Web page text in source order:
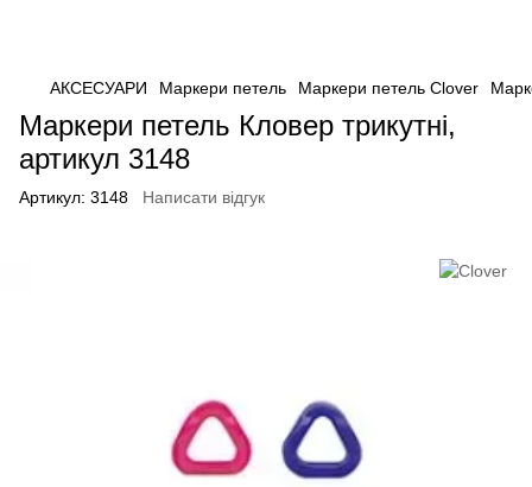
АКСЕСУАРИ Маркери петель Маркери петель Clover
Маркери петель Кловер трикутні,
артикул 3148
Артикул: 3148 Написати відгук